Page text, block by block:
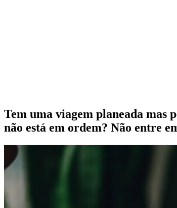
Tem uma viagem planeada mas
não está em ordem? Não entre